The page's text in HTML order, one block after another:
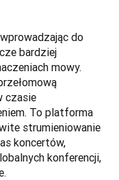
do
bardziej
mowy.
czasie
To platforma
strumieniowanie
koncertów,
konferencji,